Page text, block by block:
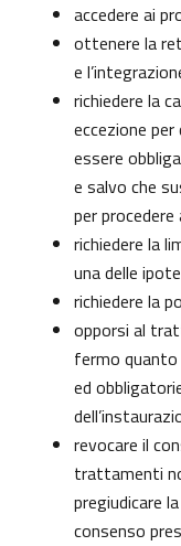
accedere ai
ottenere la
e
richiedere la
eccezione
essere
e salvo che
per
richiedere la
una delle
richiedere la
opporsi al
fermo
ed
revocare il
trattamenti
pregiudicare
consenso